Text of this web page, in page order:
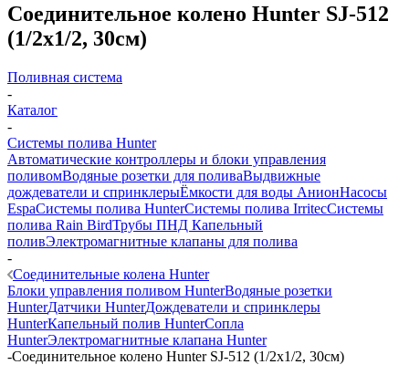
Соединительное колено Hunter SJ-512
(1/2х1/2, 30см)
Поливная система
-
Каталог
-
Системы полива Hunter
Автоматические контроллеры и блоки управления
поливомВодяные розетки для поливаВыдвижные
дождеватели и спринклерыЁмкости для воды АнионНасосы
EspaСистемы полива HunterСистемы полива IrritecСистемы
полива Rain BirdТрубы ПНД Капельный
поливЭлектромагнитные клапаны для полива
-
Соединительные колена Hunter
Блоки управления поливом HunterВодяные розетки
HunterДатчики HunterДождеватели и спринклеры
HunterКапельный полив HunterСопла
HunterЭлектромагнитные клапана Hunter
-Соединительное колено Hunter SJ-512 (1/2х1/2, 30см)